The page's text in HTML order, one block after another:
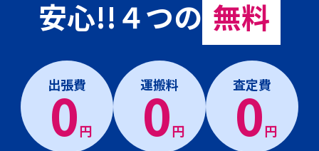
安心!!４つの 無料
出張費
0円
運搬料
0円
査定費
0円